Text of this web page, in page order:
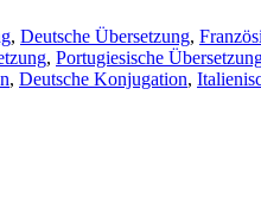
, Deutsche Übersetzung,
, Portugiesische
, Deutsche Konjugation,